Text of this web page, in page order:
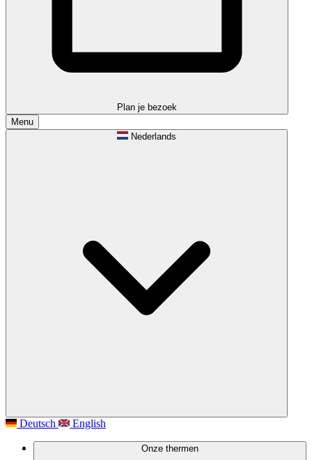
Plan je bezoek
Menu
Nederlands
Deutsch English
Onze thermen